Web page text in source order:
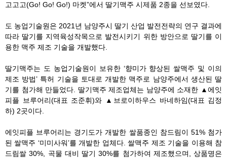
고고고(Go! Go! Go!) 마켓”에서 딸기맥주 시제품 2종을 선보였다.
도 농업기술원은 2021년 남양주시 딸기 산업 발전전략의 연구 결과에
따라 딸기를 지역육성작목으로 발전시키기 위한 방안으로 딸기를 이
용한 맥주 제조 기술을 개발했다.
딸기맥주는 도 농업기술원이 보유한 ‘향미가 향상된 쌀맥주 및 이의
제조 방법’ 특허 기술을 토대로 개발한 맥주로 남양주에서 생산된 딸
기를 첨가해 만들었다. 딸기맥주 제조업체는 남양주에 소재한 ▲에잇
피플 브루어리(대표 조준휘)와 ▲브로이하우스 바네하임(대표 김정
하) 2곳이다.
에잇피플 브루어리는 경기도가 개발한 쌀품종인 참드림이 51% 첨가
된 쌀맥주 ‘미미사워’를 개발한 업체다. 쌀맥주 제조 기술을 이용해 참
드림쌀 30%, 곡물 대비 딸기 30%를 첨가하여 제조했으며, 상품명은